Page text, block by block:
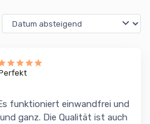
funktioniert einwandfrei und
ganz. Die Qualität ist auch